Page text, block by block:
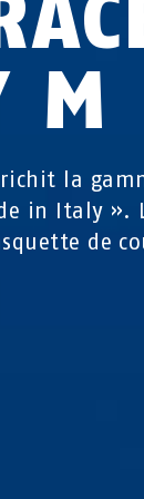
M
la
in Italy ».
de